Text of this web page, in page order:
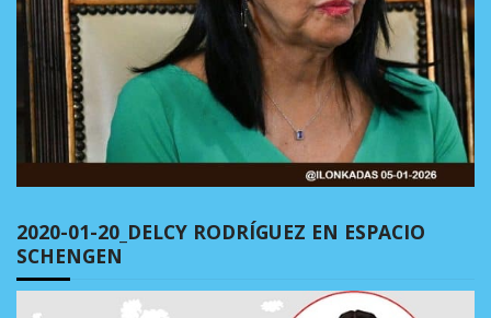
2020-01-20_DELCY RODRÍGUEZ EN ESPACIO
SCHENGEN